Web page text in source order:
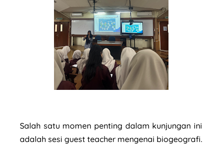
Salah satu momen penting dalam kunjungan ini
adalah sesi guest teacher mengenai biogeografi.